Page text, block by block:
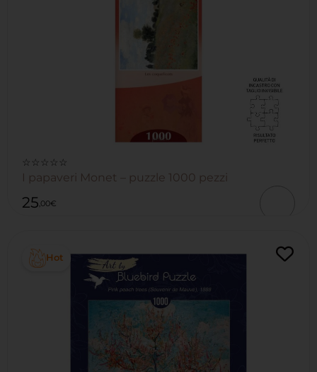
☆☆☆☆☆
I papaveri Monet – puzzle 1000 pezzi
25,00€
Hot